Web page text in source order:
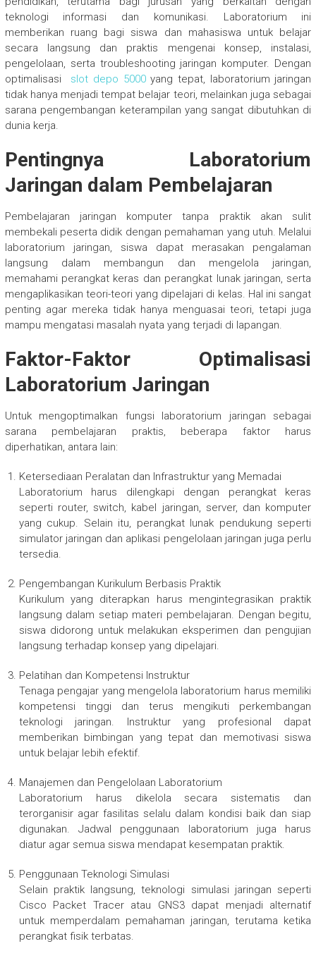
teknologi informasi dan komunikasi. Laboratorium ini
memberikan ruang bagi siswa dan mahasiswa untuk belajar
secara langsung dan praktis mengenai konsep, instalasi,
pengelolaan, serta troubleshooting jaringan komputer. Dengan
optimalisasi slot depo 5000yang tepat, laboratorium jaringan
tidak hanya menjadi tempat belajar teori, melainkan juga sebagai
sarana pengembangan keterampilan yang sangat dibutuhkan di
dunia kerja.
Pentingnya Laboratorium
Jaringan dalam Pembelajaran
Pembelajaran jaringan komputer tanpa praktik akan sulit
membekali peserta didik dengan pemahaman yang utuh. Melalui
laboratorium jaringan, siswa dapat merasakan pengalaman
langsung dalam membangun dan mengelola jaringan,
memahami perangkat keras dan perangkat lunak jaringan, serta
mengaplikasikan teori-teori yang dipelajari di kelas. Hal ini sangat
penting agar mereka tidak hanya menguasai teori, tetapi juga
mampu mengatasi masalah nyata yang terjadi di lapangan.
Faktor-Faktor Optimalisasi
Laboratorium Jaringan
Untuk mengoptimalkan fungsi laboratorium jaringan sebagai
sarana pembelajaran praktis, beberapa faktor harus
diperhatikan, antara lain:
Ketersediaan Peralatan dan Infrastruktur yang Memadai
Laboratorium harus dilengkapi dengan perangkat keras
seperti router, switch, kabel jaringan, server, dan komputer
yang cukup. Selain itu, perangkat lunak pendukung seperti
simulator jaringan dan aplikasi pengelolaan jaringan juga perlu
tersedia.
Pengembangan Kurikulum Berbasis Praktik
Kurikulum yang diterapkan harus mengintegrasikan praktik
langsung dalam setiap materi pembelajaran. Dengan begitu,
siswa didorong untuk melakukan eksperimen dan pengujian
langsung terhadap konsep yang dipelajari.
Pelatihan dan Kompetensi Instruktur
Tenaga pengajar yang mengelola laboratorium harus memiliki
kompetensi tinggi dan terus mengikuti perkembangan
teknologi jaringan. Instruktur yang profesional dapat
memberikan bimbingan yang tepat dan memotivasi siswa
untuk belajar lebih efektif.
Manajemen dan Pengelolaan Laboratorium
Laboratorium harus dikelola secara sistematis dan
terorganisir agar fasilitas selalu dalam kondisi baik dan siap
digunakan. Jadwal penggunaan laboratorium juga harus
diatur agar semua siswa mendapat kesempatan praktik.
Penggunaan Teknologi Simulasi
Selain praktik langsung, teknologi simulasi jaringan seperti
Cisco Packet Tracer atau GNS3 dapat menjadi alternatif
untuk memperdalam pemahaman jaringan, terutama ketika
perangkat fisik terbatas.